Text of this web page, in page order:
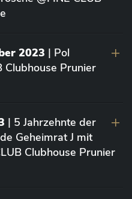
2023 | Pol
Clubhouse Prunier
| 5 Jahrzehnte der
Geheimrat J mit
Clubhouse Prunier